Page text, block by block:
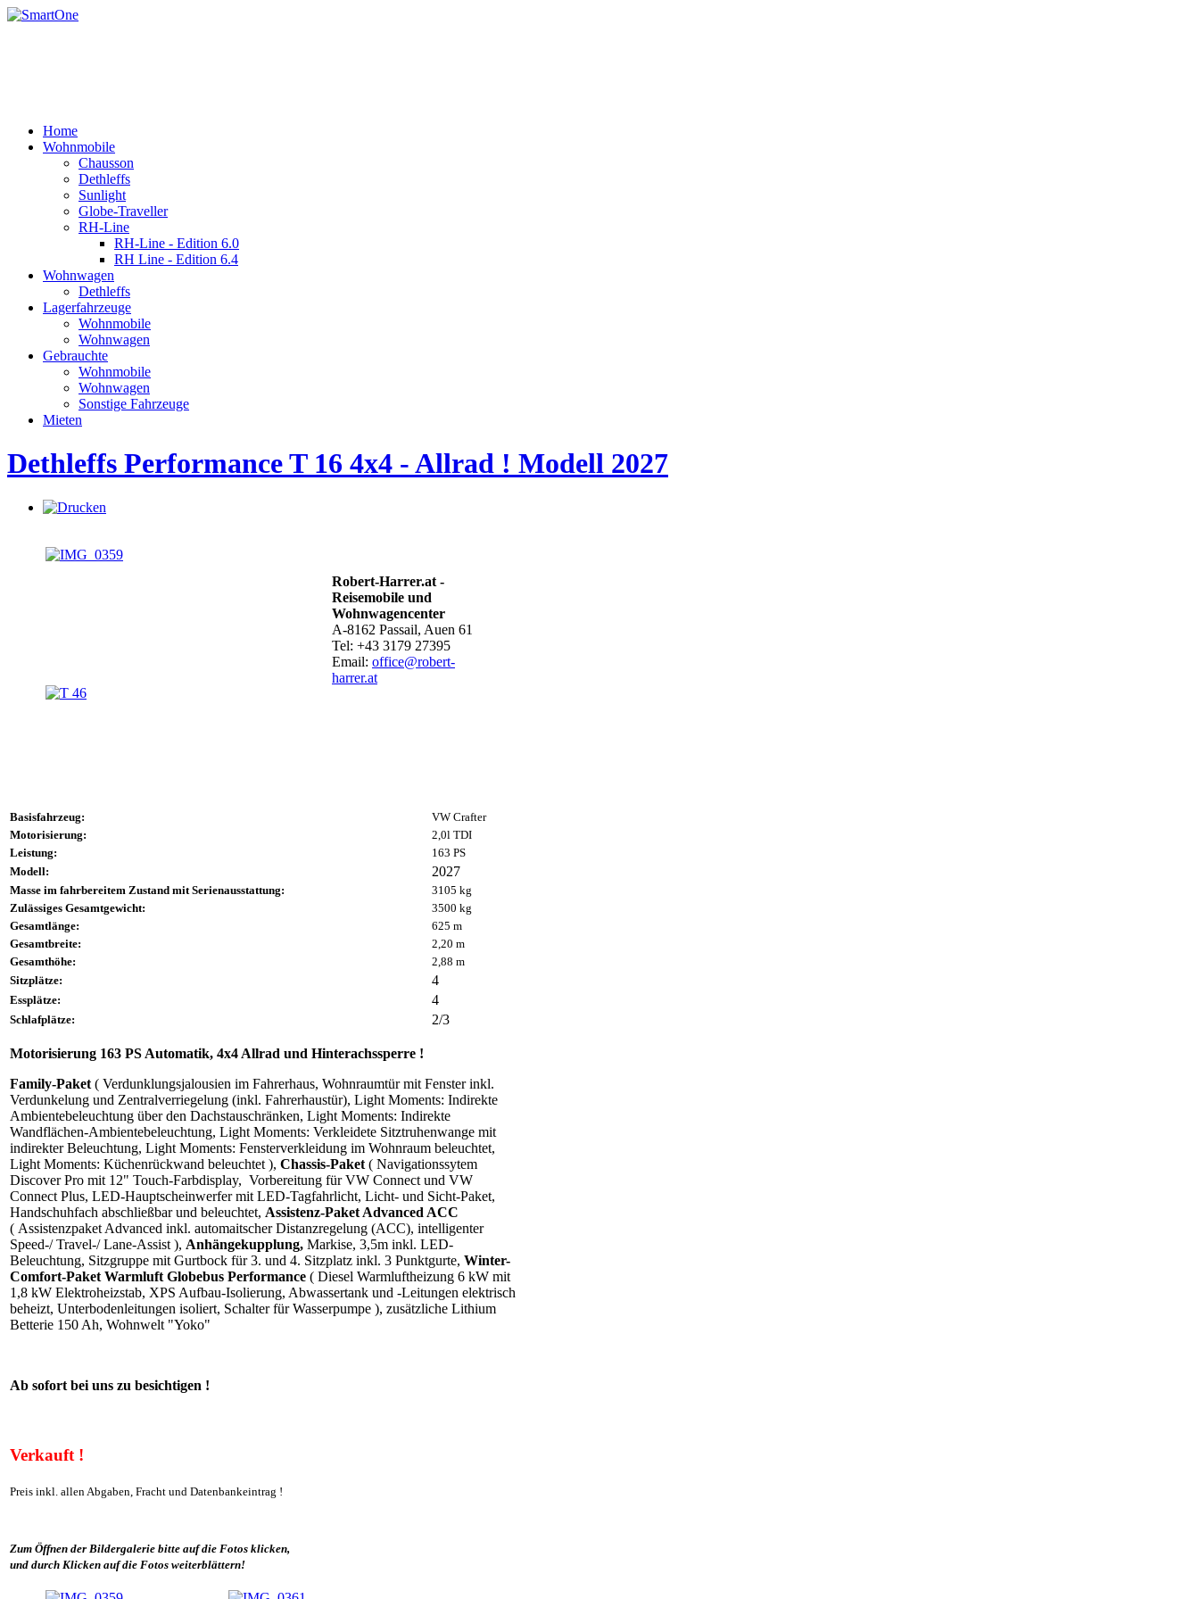
Home
Wohnmobile
Chausson
Dethleffs
Sunlight
Globe-Traveller
RH-Line
RH-Line - Edition 6.0
RH Line - Edition 6.4
Wohnwagen
Dethleffs
Lagerfahrzeuge
Wohnmobile
Wohnwagen
Gebrauchte
Wohnmobile
Wohnwagen
Sonstige Fahrzeuge
Mieten
Dethleffs Performance T 16 4x4 - Allrad ! Modell 2027
Robert-Harrer.at -
Reisemobile und
Wohnwagencenter
A-8162 Passail, Auen 61
Tel: +43 3179 27395
Email: office@robert-
harrer.at
Basisfahrzeug:
VW Crafter
Motorisierung:
2,0l TDI
Leistung:
163 PS
Modell:
2027
Masse im fahrbereitem Zustand mit Serienausstattung:
3105 kg
Zulässiges Gesamtgewicht:
3500 kg
Gesamtlänge:
625 m
Gesamtbreite:
2,20 m
Gesamthöhe:
2,88 m
Sitzplätze:
4
Essplätze: 4
Schlafplätze: 2/3
Motorisierung 163 PS Automatik, 4x4 Allrad und Hinterachssperre !
Family-Paket ( Verdunklungsjalousien im Fahrerhaus, Wohnraumtür mit Fenster inkl.
Verdunkelung und Zentralverriegelung (inkl. Fahrerhaustür), Light Moments: Indirekte
Ambientebeleuchtung über den Dachstauschränken, Light Moments: Indirekte
Wandflächen-Ambientebeleuchtung, Light Moments: Verkleidete Sitztruhenwange mit
indirekter Beleuchtung, Light Moments: Fensterverkleidung im Wohnraum beleuchtet,
Light Moments: Küchenrückwand beleuchtet ), Chassis-Paket ( Navigationssytem
Discover Pro mit 12" Touch-Farbdisplay, Vorbereitung für VW Connect und VW
Connect Plus, LED-Hauptscheinwerfer mit LED-Tagfahrlicht, Licht- und Sicht-Paket,
Handschuhfach abschließbar und beleuchtet, Assistenz-Paket Advanced ACC
( Assistenzpaket Advanced inkl. automaitscher Distanzregelung (ACC), intelligenter
Speed-/ Travel-/ Lane-Assist ), Anhängekupplung, Markise, 3,5m inkl. LED-
Beleuchtung, Sitzgruppe mit Gurtbock für 3. und 4. Sitzplatz inkl. 3 Punktgurte, Winter-
Comfort-Paket Warmluft Globebus Performance ( Diesel Warmluftheizung 6 kW mit
1,8 kW Elektroheizstab, XPS Aufbau-Isolierung, Abwassertank und -Leitungen elektrisch
beheizt, Unterbodenleitungen isoliert, Schalter für Wasserpumpe ), zusätzliche Lithium
Betterie 150 Ah, Wohnwelt "Yoko"
Ab sofort bei uns zu besichtigen !
Verkauft !
Preis inkl. allen Abgaben, Fracht und Datenbankeintrag !
Zum Öffnen der Bildergalerie bitte auf die Fotos klicken,
und durch Klicken auf die Fotos weiterblättern!